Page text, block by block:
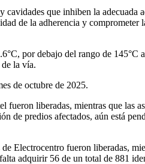
que inhiben la adecuada
de la adherencia y comprometer
por debajo del rango de 145°C
la vía.
de octubre de 2025.
liberadas, mientras que las
de predios afectados, aún está
Electrocentro fueron liberadas,
adquirir 56 de un total de 881